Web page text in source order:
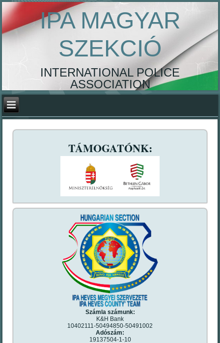
IPA MAGYAR
SZEKCIÓ
INTERNATIONAL POLICE
ASSOCIATION
TÁMOGATÓNK:
Számla számunk:
K&H Bank
10402111-50494850-50491002
Adószám:
19137504-1-10